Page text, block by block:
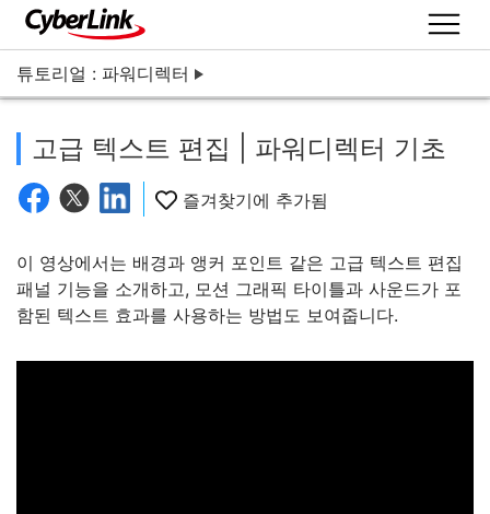
튜토리얼 : 파워디렉터
고급 텍스트 편집 | 파워디렉터 기초
즐겨찾기에 추가됨
이 영상에서는 배경과 앵커 포인트 같은 고급 텍스트 편집
패널 기능을 소개하고, 모션 그래픽 타이틀과 사운드가 포
함된 텍스트 효과를 사용하는 방법도 보여줍니다.